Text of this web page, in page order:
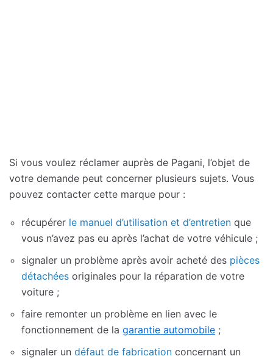
Si vous voulez réclamer auprès de Pagani, l’objet de
votre demande peut concerner plusieurs sujets. Vous
pouvez contacter cette marque pour :
récupérer le manuel d’utilisation et d’entretien que
vous n’avez pas eu après l’achat de votre véhicule ;
signaler un problème après avoir acheté des pièces
détachées originales pour la réparation de votre
voiture ;
faire remonter un problème en lien avec le
fonctionnement de la garantie automobile ;
signaler un défaut de fabrication concernant un